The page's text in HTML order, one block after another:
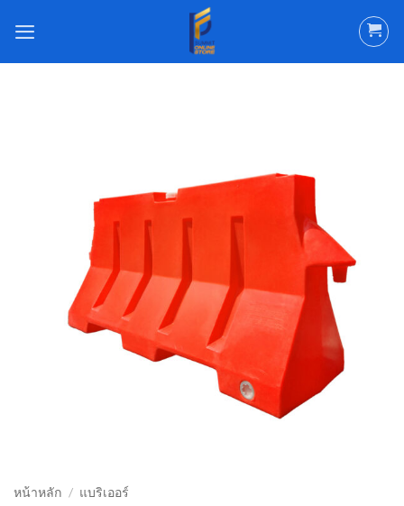
ไป
หน้าหลัก / แบริเออร์